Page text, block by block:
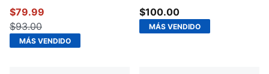
$79.99
$93.00
MÁS VENDIDO
$100.00
MÁS VENDIDO